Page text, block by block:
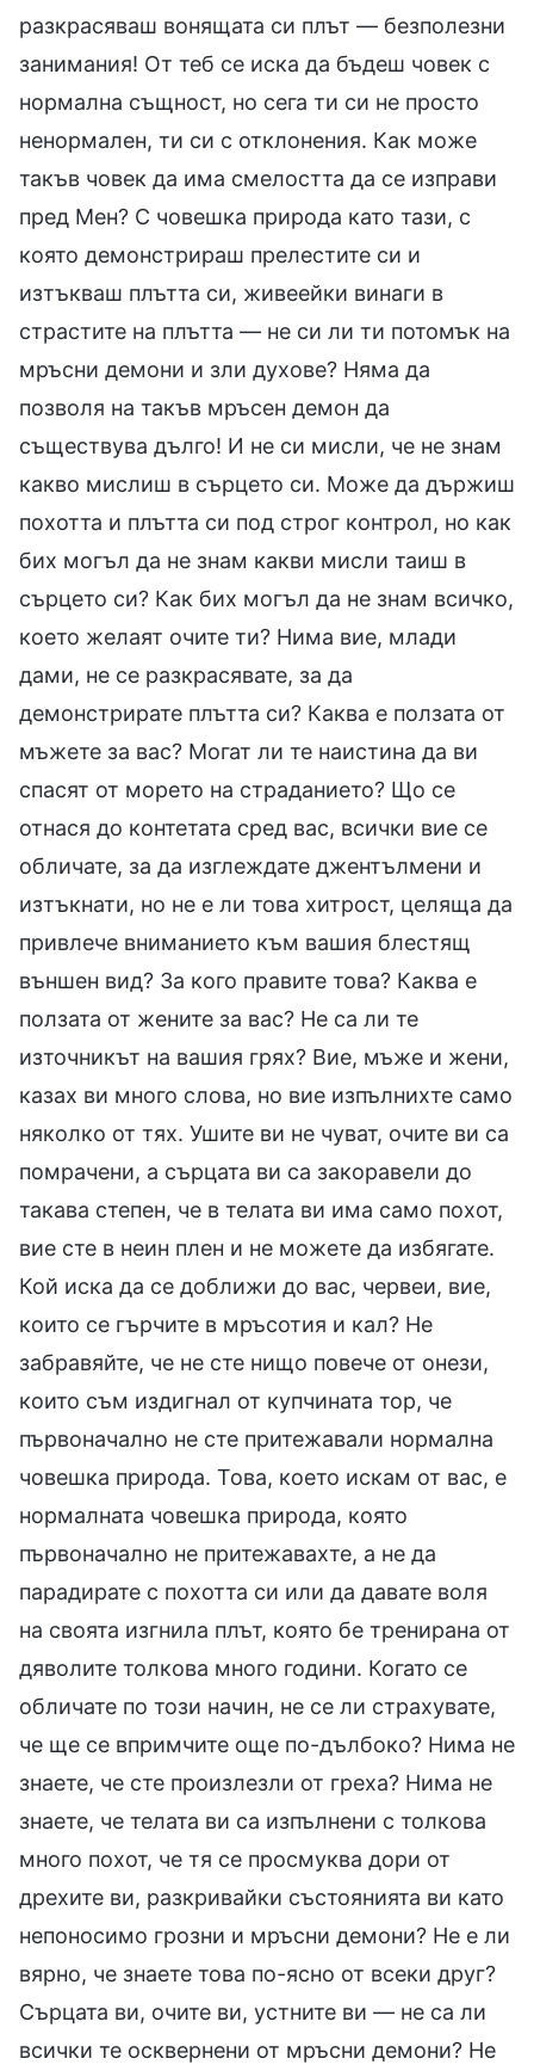
разкрасяваш вонящата си плът — безполезни
занимания! От теб се иска да бъдеш човек с
нормална същност, но сега ти си не просто
ненормален, ти си с отклонения. Как може
такъв човек да има смелостта да се изправи
пред Мен? С човешка природа като тази, с
която демонстрираш прелестите си и
изтъкваш плътта си, живеейки винаги в
страстите на плътта — не си ли ти потомък на
мръсни демони и зли духове? Няма да
позволя на такъв мръсен демон да
съществува дълго! И не си мисли, че не знам
какво мислиш в сърцето си. Може да държиш
похотта и плътта си под строг контрол, но как
бих могъл да не знам какви мисли таиш в
сърцето си? Как бих могъл да не знам всичко,
което желаят очите ти? Нима вие, млади
дами, не се разкрасявате, за да
демонстрирате плътта си? Каква е ползата от
мъжете за вас? Могат ли те наистина да ви
спасят от морето на страданието? Що се
отнася до контетата сред вас, всички вие се
обличате, за да изглеждате джентълмени и
изтъкнати, но не е ли това хитрост, целяща да
привлече вниманието към вашия блестящ
външен вид? За кого правите това? Каква е
ползата от жените за вас? Не са ли те
източникът на вашия грях? Вие, мъже и жени,
казах ви много слова, но вие изпълнихте само
няколко от тях. Ушите ви не чуват, очите ви са
помрачени, а сърцата ви са закоравели до
такава степен, че в телата ви има само похот,
вие сте в неин плен и не можете да избягате.
Кой иска да се доближи до вас, червеи, вие,
които се гърчите в мръсотия и кал? Не
забравяйте, че не сте нищо повече от онези,
които съм издигнал от купчината тор, че
първоначално не сте притежавали нормална
човешка природа. Това, което искам от вас, е
нормалната човешка природа, която
първоначално не притежавахте, а не да
парадирате с похотта си или да давате воля
на своята изгнила плът, която бе тренирана от
дяволите толкова много години. Когато се
обличате по този начин, не се ли страхувате,
че ще се впримчите още по-дълбоко? Нима не
знаете, че сте произлезли от греха? Нима не
знаете, че телата ви са изпълнени с толкова
много похот, че тя се просмуква дори от
дрехите ви, разкривайки състоянията ви като
непоносимо грозни и мръсни демони? Не е ли
вярно, че знаете това по-ясно от всеки друг?
Сърцата ви, очите ви, устните ви — не са ли
всички те осквернени от мръсни демони? Не